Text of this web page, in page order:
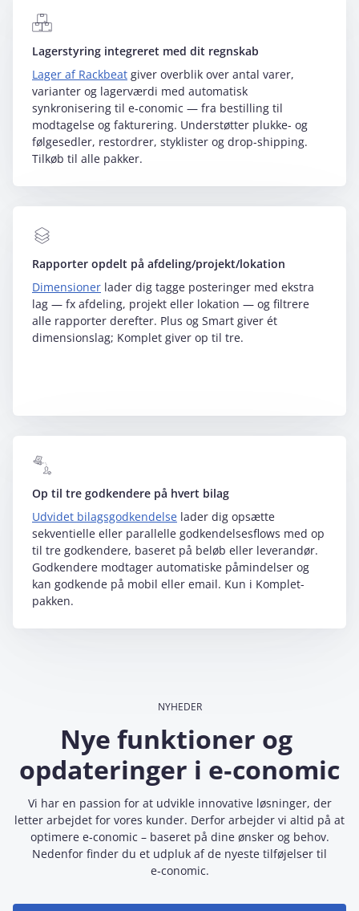
Lagerstyring integreret med dit regnskab
Lager af Rackbeat giver overblik over antal varer,
varianter og lagerværdi med automatisk
synkronisering til e‑conomic — fra bestilling til
modtagelse og fakturering. Understøtter plukke- og
følgesedler, restordrer, styklister og drop-shipping.
Tilkøb til alle pakker.
Rapporter opdelt på afdeling/projekt/lokation
Dimensioner lader dig tagge posteringer med ekstra
lag — fx afdeling, projekt eller lokation — og filtrere
alle rapporter derefter. Plus og Smart giver ét
dimensionslag; Komplet giver op til tre.
Op til tre godkendere på hvert bilag
Udvidet bilagsgodkendelse lader dig opsætte
sekventielle eller parallelle godkendelsesflows med op
til tre godkendere, baseret på beløb eller leverandør.
Godkendere modtager automatiske påmindelser og
kan godkende på mobil eller email. Kun i Komplet-
pakken.
NYHEDER
Nye funktioner og
opdateringer i e‑conomic
Vi har en passion for at udvikle innovative løsninger, der
letter arbejdet for vores kunder. Derfor arbejder vi altid på at
optimere e‑conomic – baseret på dine ønsker og behov.
Nedenfor finder du et udpluk af de nyeste tilføjelser til
e‑conomic.